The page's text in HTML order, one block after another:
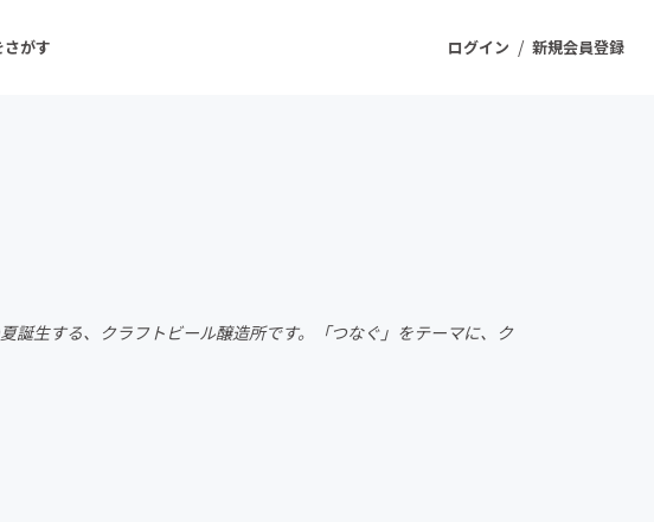
ログイン / 新規会員登録
がす
飲食店
ファッション
誕生する、クラフトビール醸造所です。「つなぐ」をテーマに、ク